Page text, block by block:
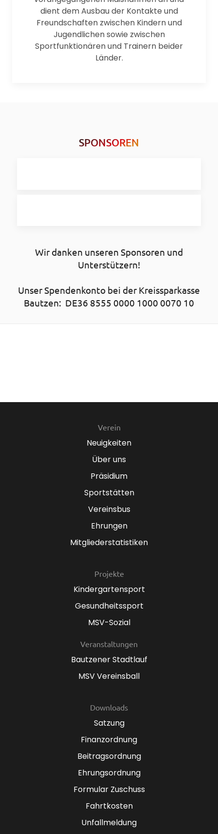
dient dem Ausbau der Kontakte und
Freundschaften zwischen Kindern und
Jugendlichen sowie zwischen
Sportfunktionären und Trainern beider
Länder.
SPONSOREN
Wir danken unseren Sponsoren und
Unterstützern!
Unser Spendenkonto bei der Kreissparkasse
Bautzen: DE36 8555 0000 1000 0070 10
Verein
Neuigkeiten
Über uns
Präsidium
Sportstätten
Vereinsbus
Ehrungen
Mitgliederstatistiken
Projekte
Kindergartensport
Gesundheitssport
MSV-Sozial
Veranstaltungen
Bautzener Stadtlauf
MSV Vereinsball
Downloads
Satzung
Finanzordnung
Beitragsordnung
Ehrungsordnung
Formular Zuschuss
Fahrtkosten
Unfallmeldung